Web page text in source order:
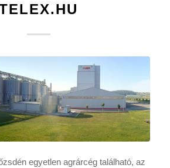
egyetlen agrárcég található, az